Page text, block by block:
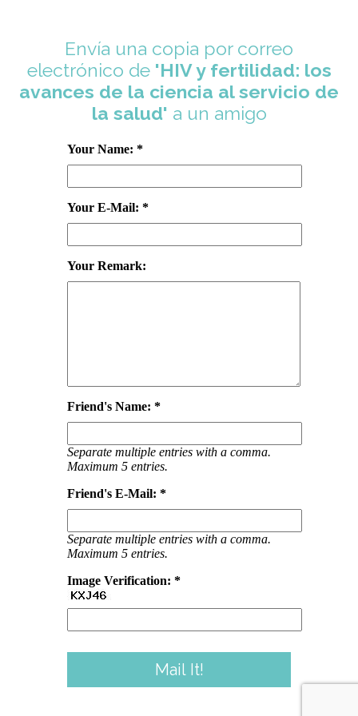
Envía una copia por correo
electrónico de 'HIV y fertilidad: los
avances de la ciencia al servicio de
la salud' a un amigo
Your Name: *
Your E-Mail: *
Your Remark:
Friend's Name: *
Separate multiple entries with a comma.
Maximum 5 entries.
Friend's E-Mail: *
Separate multiple entries with a comma.
Maximum 5 entries.
Image Verification: *